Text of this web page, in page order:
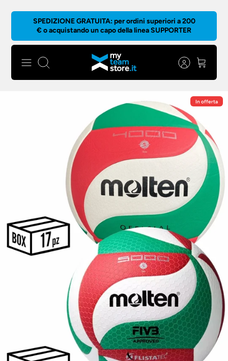
Salta
contenuto
SPEDIZIONE GRATUITA: per ordini superiori a 200
€ o acquistando un capo della linea SUPPORTER
Cerca
In offerta